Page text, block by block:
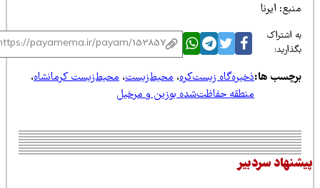
ایرنا
اشتراک
ها:ذخیره‌گاه زیست‌کره،محیط‌زیست،محیط‌زیست کرمانشاه،
منطقه حفاظت‌شده بوزین و مرخیل
سردبیر